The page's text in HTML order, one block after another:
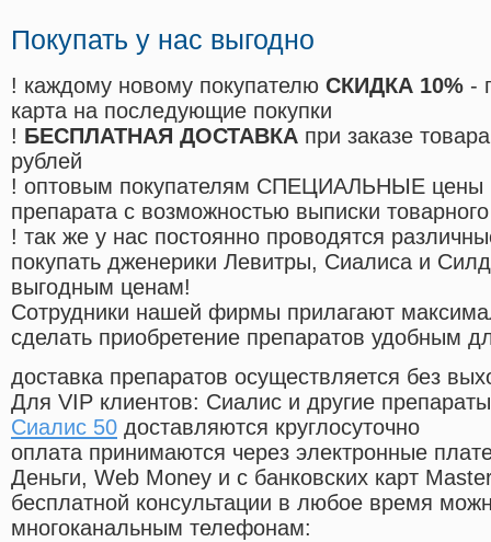
Покупать у нас выгодно
! каждому новому покупателю СКИДКА 10% -
карта на последующие покупки
! БЕСПЛАТНАЯ ДОСТАВКА при заказе
рублей
! оптовым покупателям СПЕЦИАЛЬНЫЕ цены
препарата с возможностью выписки
! так же у нас постоянно проводятся
покупать дженерики Левитры, Сиалиса и
выгодным ценам!
Cотрудники нашей фирмы прилагают
сделать приобретение препаратов удобным
доставка препаратов осуществляется без
Для VIP клиентов: Сиалис и другие
Сиалис 50 доставляются круглосуточно
оплата принимаются через электронные
Деньги, Web Money и с банковских карт
бесплатной консультации в любое время
многоканальным телефонам: